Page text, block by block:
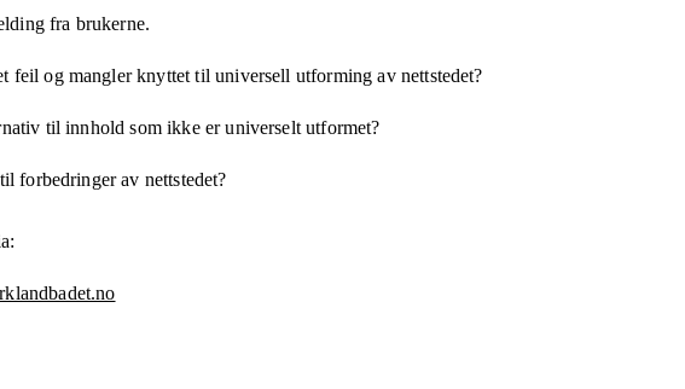
fra brukerne.
feil og mangler knyttet til universell utforming av nettstedet?
til innhold som ikke er universelt utformet?
forbedringer av nettstedet?